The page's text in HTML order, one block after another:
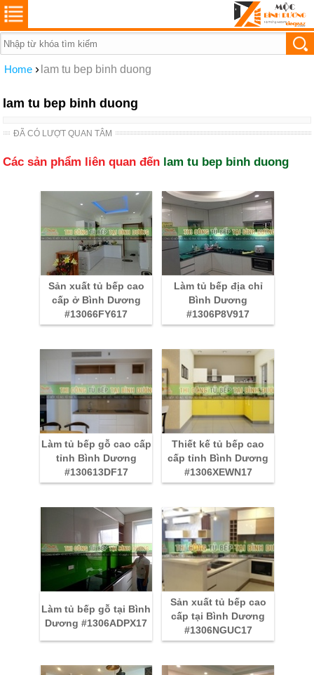
Home › lam tu bep binh duong
lam tu bep binh duong
ĐÃ CÓ LƯỢT QUAN TÂM
Các sản phẩm liên quan đến lam tu bep binh duong
Sản xuất tủ bếp cao
cấp ở Bình Dương
#13066FY617
Làm tủ bếp địa chỉ
Bình Dương
#1306P8V917
Làm tủ bếp gỗ cao cấp
tỉnh Bình Dương
#130613DF17
Thiết kế tủ bếp cao
cấp tỉnh Bình Dương
#1306XEWN17
Làm tủ bếp gỗ tại Bình
Dương #1306ADPX17
Sản xuất tủ bếp cao
cấp tại Bình Dương
#1306NGUC17